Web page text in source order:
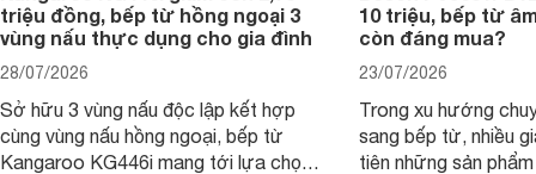
triệu đồng, bếp từ hồng ngoại 3
vùng nấu thực dụng cho gia đình
28/07/2026
Sở hữu 3 vùng nấu độc lập kết hợp
cùng vùng nấu hồng ngoại, bếp từ
Kangaroo KG446i mang tới lựa chọn
10 triệu, bếp từ
còn đáng mua?
23/07/2026
Trong xu hướng
sang bếp từ, nhiều
tiên những sản